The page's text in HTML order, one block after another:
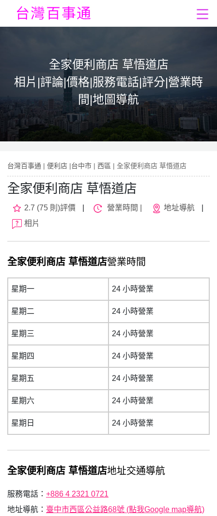
全家便利商店 草悟道店
相片|評論|價格|服務電話|評分|營業時
間|地圖導航
台灣百事通 | 便利店 |台中市 | 西區 | 全家便利商店 草悟道店
全家便利商店 草悟道店
2.7 (75 則)評價 營業時間 | 地址導航
相片
全家便利商店 草悟道店營業時間
星期一 24 小時營業
星期二 24 小時營業
星期三 24 小時營業
星期四 24 小時營業
星期五 24 小時營業
星期六 24 小時營業
星期日 24 小時營業
全家便利商店 草悟道店地址交通導航
服務電話： +886 4 2321 0721
地址導航： 臺中市西區公益路68號 (點我Google map導航)